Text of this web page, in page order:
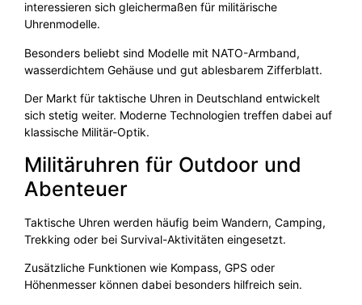
interessieren sich gleichermaßen für militärische
Uhrenmodelle.
Besonders beliebt sind Modelle mit NATO-Armband,
wasserdichtem Gehäuse und gut ablesbarem Zifferblatt.
Der Markt für taktische Uhren in Deutschland entwickelt
sich stetig weiter. Moderne Technologien treffen dabei auf
klassische Militär-Optik.
Militäruhren für Outdoor und
Abenteuer
Taktische Uhren werden häufig beim Wandern, Camping,
Trekking oder bei Survival-Aktivitäten eingesetzt.
Zusätzliche Funktionen wie Kompass, GPS oder
Höhenmesser können dabei besonders hilfreich sein.